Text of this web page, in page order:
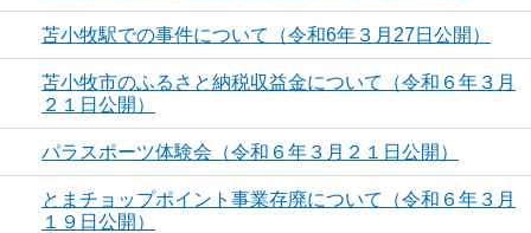
苫小牧駅での事件について（令和6年３月27日公開）
苫小牧市のふるさと納税収益金について（令和６年３月
２１日公開）
パラスポーツ体験会（令和６年３月２１日公開）
とまチョップポイント事業存廃について（令和６年３月
１９日公開）